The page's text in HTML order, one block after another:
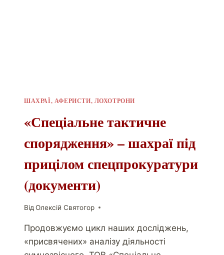
ШАХРАЇ, АФЕРИСТИ, ЛОХОТРОНИ
«Спеціальне тактичне
спорядження» – шахраї під
прицілом спецпрокуратури
(документи)
Від Олексій Святогор
Продовжуємо цикл наших досліджень,
«присвячених» аналізу діяльності